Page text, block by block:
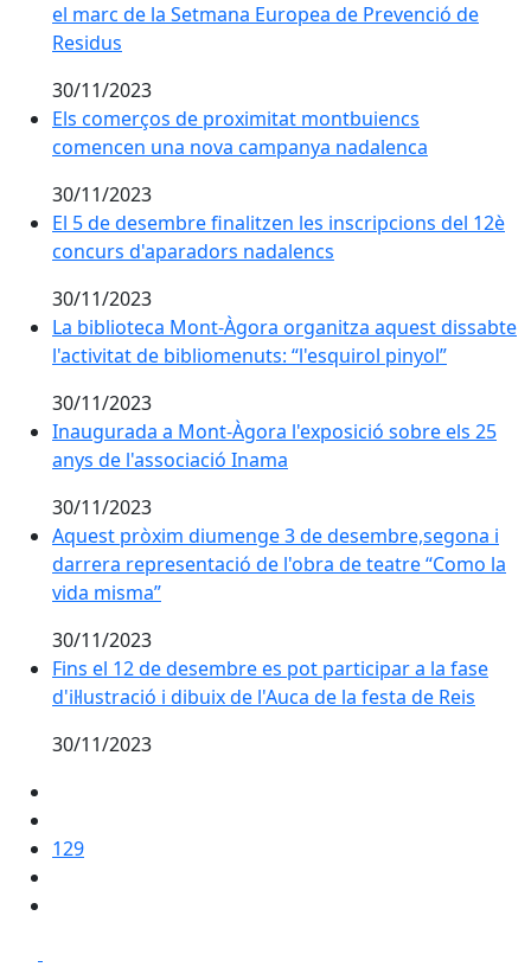
el marc de la Setmana Europea de Prevenció de
Residus
30/11/2023
Els comerços de proximitat montbuiencs comencen
Els comerços de proximitat montbuiencs
comencen una nova campanya nadalenca
30/11/2023
El 5 de desembre finalitzen les inscripcions del 12è
El 5 de desembre finalitzen les inscripcions del 12è
concurs d'aparadors nadalencs
30/11/2023
La biblioteca Mont-Àgora organitza aquest dissabte
La biblioteca Mont-Àgora organitza aquest dissabte
l'activitat de bibliomenuts: “l'esquirol pinyol”
30/11/2023
Inaugurada a Mont-Àgora l'exposició sobre els 25
Inaugurada a Mont-Àgora l'exposició sobre els 25
anys de l'associació Inama
30/11/2023
Aquest pròxim diumenge 3 de desembre,segona i
Aquest pròxim diumenge 3 de desembre,segona i
darrera representació de l'obra de teatre “Como la
vida misma”
30/11/2023
Fins el 12 de desembre es pot participar a la fase
Fins el 12 de desembre es pot participar a la fase
d'il·lustració i dibuix de l'Auca de la festa de Reis
30/11/2023
129